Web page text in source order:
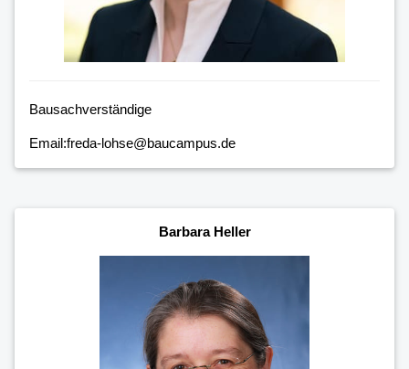
Bausachverständige
Email:freda-lohse@baucampus.de
Barbara Heller